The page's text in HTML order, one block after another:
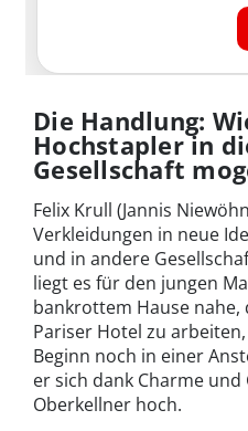
Die Handlung:
Hochstapler in
Gesellschaft
Felix Krull (Jannis
Verkleidungen in neue
und in andere
liegt es für den jungen
bankrottem Hause nahe,
Pariser Hotel zu
Beginn noch in einer
er sich dank Charme
Oberkellner hoch.